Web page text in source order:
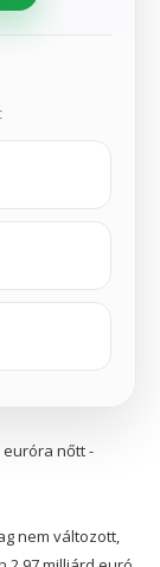
euróra nőtt -
nem változott,